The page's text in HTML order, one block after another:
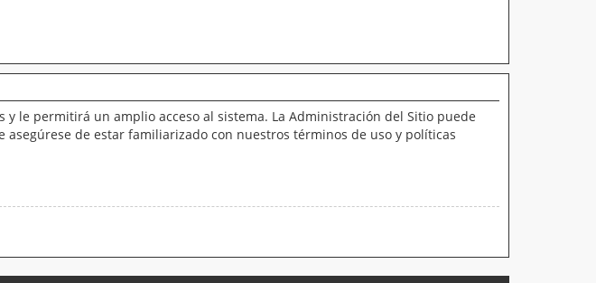
le permitirá un amplio acceso al sistema. La Administración del Sitio puede
de estar familiarizado con nuestros términos de uso y políticas